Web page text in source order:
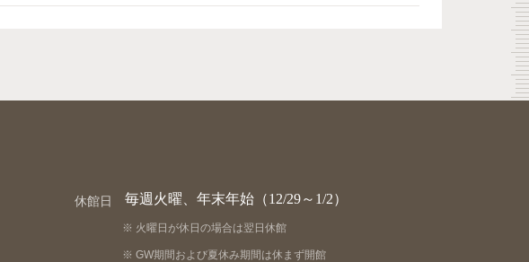
休館日 毎週火曜、年末年始（12/29～1/2）
火曜日が休日の場合は翌日休館
GW期間および夏休み期間は休まず開館